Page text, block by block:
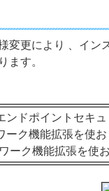
変更により 、イ
ます。
ドポイントセキ
ーク機能拡張を使
ーク機能拡張を使